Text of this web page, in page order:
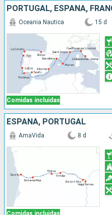
PORTUGAL, ESPAÑA,
Comidas incluidas
Oceania Nautica 15 d
ESPAÑA, PORTUGAL
AmaVida 8 d